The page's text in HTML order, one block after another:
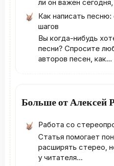
ли он важен сегодня,
Как написать
шагов
Вы когда-нибудь
песни? Спросите
авторов песен, как...
Больше от Алексей
Работа со
Статья помогает
расширять стерео,
у читателя...